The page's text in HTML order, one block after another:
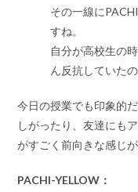
その一線に
すね。
自分が高校生の
ん反抗していた
今日の授業でも印象的
しがったり、友達にも
がすごく前向きな感じが
PACHI-YELLOW：